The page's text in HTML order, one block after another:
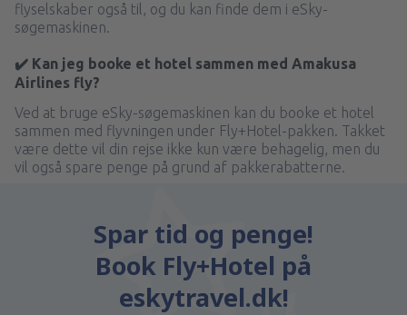
flyselskaber også til, og du kan finde dem i eSky-
søgemaskinen.
✔️ Kan jeg booke et hotel sammen med Amakusa
Airlines fly?
Ved at bruge eSky-søgemaskinen kan du booke et hotel
sammen med flyvningen under Fly+Hotel-pakken. Takket
være dette vil din rejse ikke kun være behagelig, men du
vil også spare penge på grund af pakkerabatterne.
Spar tid og penge!
Book Fly+Hotel på
eskytravel.dk!